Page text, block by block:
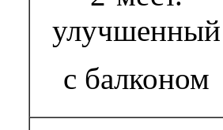
улучшенный
с балконом